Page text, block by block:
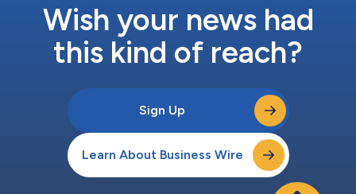
なコンピューティング能力、デバイス、AI活用ソリューションを
提供し、FIFAワール...
Wish your news had
this kind of reach?
Sign Up
Learn About Business Wire